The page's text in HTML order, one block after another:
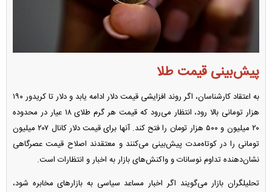
پیش‌بینی قیمت طلا
به اعتقاد کارشناسان، اگر روند افزایشی قیمت دلار ادامه یابد و دلار تا کریدور ۱۹۰
هزار تومانی بالا رود، انتظار می‌رود که قیمت هر گرم طلای ۱۸ عیار در محدوده
۲۰ میلیون و ۵۰۰ هزار تومان را فتح کند. آنها برای قیمت دلار کانال ۲۰۷ میلیون
تومانی را در کوتاه‌مدت پیش‌بینی می‌کنند و معتقدند اصلاح قیمت عصرگاهی
نشان‌دهنده تداوم نوسانات و واکنش‌های بازار به اخبار و انتظارات است.
تحلیلگران بازار می‌گویند اگر اخبار مساعد سیاسی به بازار‌های مخابره شود،